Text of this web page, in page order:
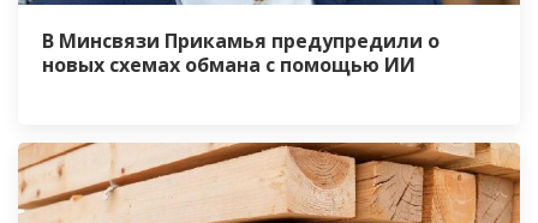
В Минсвязи Прикамья предупредили о
новых схемах обмана с помощью ИИ